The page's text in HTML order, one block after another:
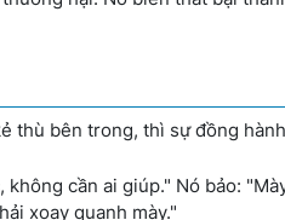
thù bên trong, thì sự đồng
cần ai giúp." Nó bảo:
xoay quanh mày."